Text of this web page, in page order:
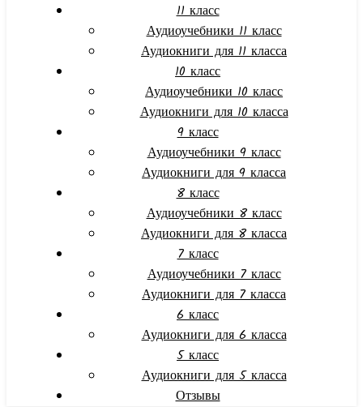
11 класс
Аудиоучебники 11 класс
Аудиокниги для 11 класса
10 класс
Аудиоучебники 10 класс
Аудиокниги для 10 класса
9 класс
Аудиоучебники 9 класс
Аудиокниги для 9 класса
8 класс
Аудиоучебники 8 класс
Аудиокниги для 8 класса
7 класс
Аудиоучебники 7 класс
Аудиокниги для 7 класса
6 класс
Аудиокниги для 6 класса
5 класс
Аудиокниги для 5 класса
Отзывы